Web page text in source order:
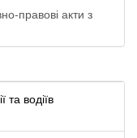
правові акти з
та водіїв